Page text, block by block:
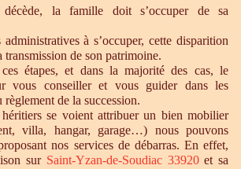
décède, la famille doit s’occuper de sa
à s’occuper, cette disparition
de son patrimoine.
étapes, et dans la majorité des cas, le
vous conseiller et vous guider dans les
règlement de la succession.
se voient attribuer un bien mobilier
villa, hangar, garage…) nous pouvons
nos services de débarras. En effet,
sur Saint-Yzan-de-Soudiac 33920et sa